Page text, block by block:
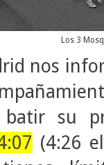
Los 3
su
(4:26